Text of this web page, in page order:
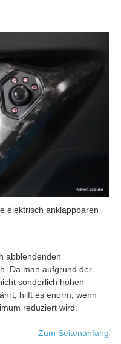
elektrisch anklappbaren
abblendenden
Da man aufgrund der
sonderlich hohen
hilft es enorm, wenn
reduziert wird.
Zum Seitenanfang